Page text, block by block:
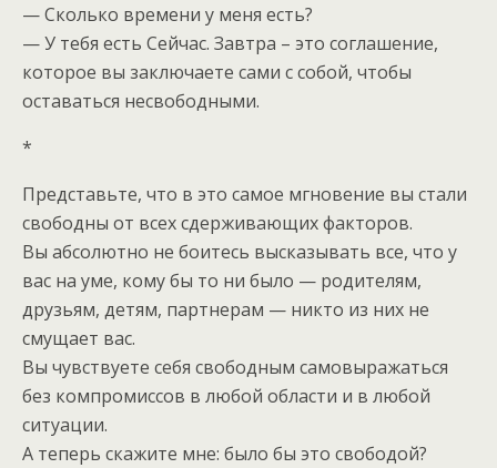
— Сколько времени у меня есть?
— У тебя есть Сейчас. Завтра – это соглашение,
которое вы заключаете сами с собой, чтобы
оставаться несвободными.
*
Представьте, что в это самое мгновение вы стали
свободны от всех сдерживающих факторов.
Вы абсолютно не боитесь высказывать все, что у
вас на уме, кому бы то ни было — родителям,
друзьям, детям, партнерам — никто из них не
смущает вас.
Вы чувствуете себя свободным самовыражаться
без компромиссов в любой области и в любой
ситуации.
А теперь скажите мне: было бы это свободой?